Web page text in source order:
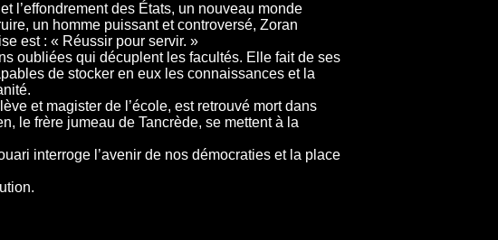
l’effondrement des États, un nouveau monde
un homme puissant et controversé, Zoran
est : « Réussir pour servir. »
oubliées qui décuplent les facultés. Elle fait de ses
de stocker en eux les connaissances et la
et magister de l’école, est retrouvé mort dans
le frère jumeau de Tancrède, se mettent à la
interroge l’avenir de nos démocraties et la place